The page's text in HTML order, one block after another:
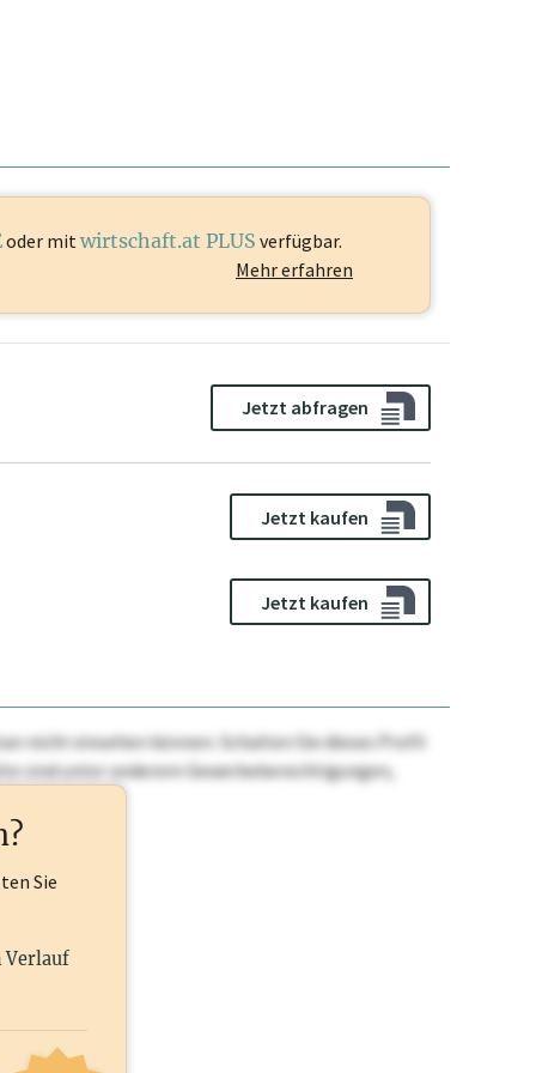
oder mit wirtschaft.at PLUS verfügbar.
Mehr erfahren
Jetzt abfragen
Jetzt kaufen
Jetzt kaufen
nicht einsehen können. Schalten Sie dieses Profil
sind unter anderem Gewerbeberechtigungen,
Sie
Verlauf